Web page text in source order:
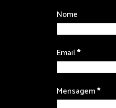
Nome
Email*
Mensagem*